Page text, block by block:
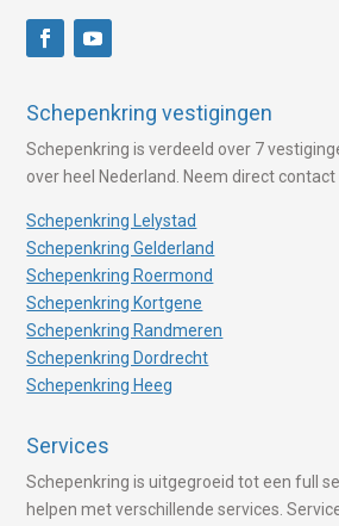
Schepenkring vestigingen
Schepenkring is verdeeld over 7
over heel Nederland. Neem direct
Schepenkring Lelystad
Schepenkring Gelderland
Schepenkring Roermond
Schepenkring Kortgene
Schepenkring Randmeren
Schepenkring Dordrecht
Schepenkring Heeg
Services
Schepenkring is uitgegroeid tot een full
helpen met verschillende services.